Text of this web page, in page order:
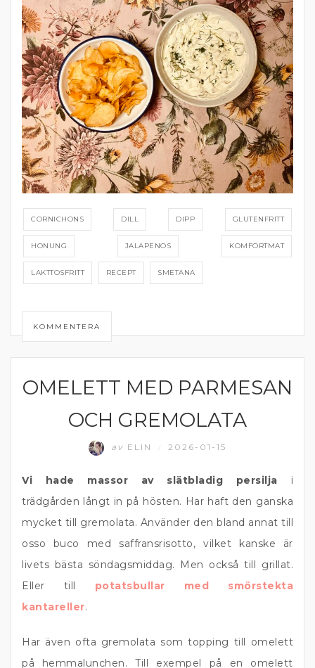
CORNICHONS DILL DIPP GLUTENFRITT
HONUNG JALAPENOS KOMFORTMAT
LAKTTOSFRITT RECEPT SMETANA
KOMMENTERA
DIPP OCH RÖROR
OMELETT MED PARMESAN
OCH GREMOLATA
av ELIN 2026-01-15
Vi hade massor av slätbladig persilja i
trädgården långt in på hösten. Har haft den ganska
mycket till gremolata. Använder den bland annat till
osso buco med saffransrisotto, vilket kanske är
livets bästa söndagsmiddag. Men också till grillat.
Eller till potatsbullar med smörstekta
kantareller.
Har även ofta gremolata som topping till omelett
på hemmalunchen. Till exempel på en omelett